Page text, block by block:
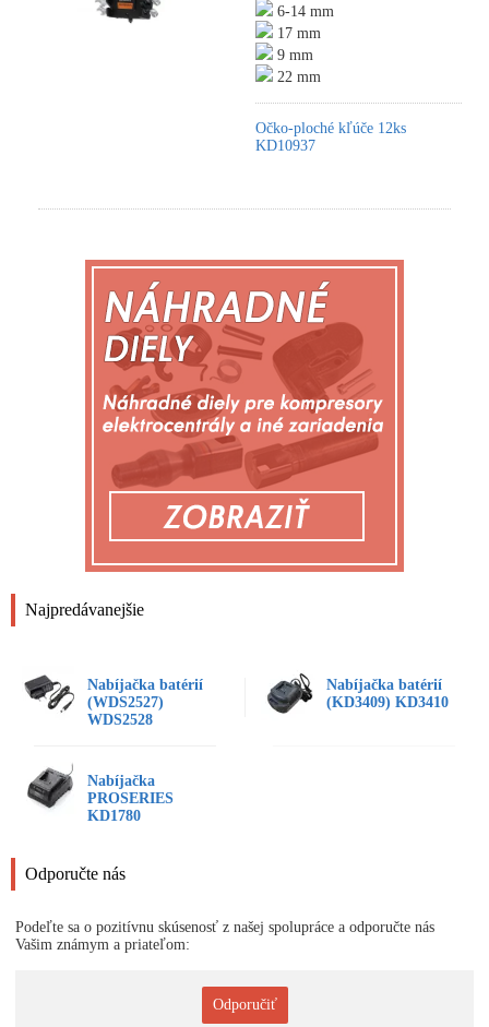
Najpredávanejšie
Nabíjačka batérií
(WDS2527)
WDS2528
Nabíjačka batérií
(KD3409) KD3410
Nabíjačka
PROSERIES
KD1780
Odporučte nás
Podeľte sa o pozitívnu skúsenosť z našej spolupráce a odporučte nás
Vašim známym a priateľom:
Odporučiť
6-14 mm
17 mm
9 mm
22 mm
Očko-ploché kľúče 12ks
KD10937